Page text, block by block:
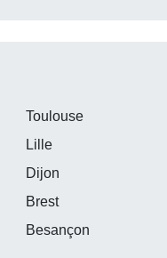
Toulouse
Lille
Dijon
Brest
Besançon